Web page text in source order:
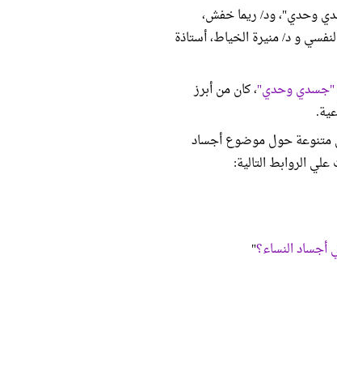
وحدي"، ود/ ريما خفش،
و د/ منيرة الخياط، أستاذة
"جسدي وحدي"، كان من أبرز
متنوعة حول موضوع أجساد
الروابط التالية:
النساء؟"